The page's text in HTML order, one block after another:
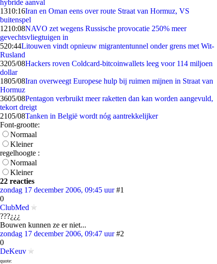
hybride aanval
1310:16Iran en Oman eens over route Straat van Hormuz, VS
buitenspel
1210:08NAVO zet wegens Russische provocatie 250% meer
gevechtsvliegtuigen in
520:44Litouwen vindt opnieuw migrantentunnel onder grens met Wit-
Rusland
3205/08Hackers roven Coldcard-bitcoinwallets leeg voor 114 miljoen
dollar
1805/08Iran overweegt Europese hulp bij ruimen mijnen in Straat van
Hormuz
3605/08Pentagon verbruikt meer raketten dan kan worden aangevuld,
tekort dreigt
2105/08Tanken in België wordt nóg aantrekkelijker
Font-grootte:
Normaal
Kleiner
regelhoogte :
Normaal
Kleiner
22 reacties
zondag 17 december 2006, 09:45 uur #1
0
ClubMed
???¿¿¿
Bouwen kunnen ze er niet...
zondag 17 december 2006, 09:47 uur #2
0
DeKeuv
quote: